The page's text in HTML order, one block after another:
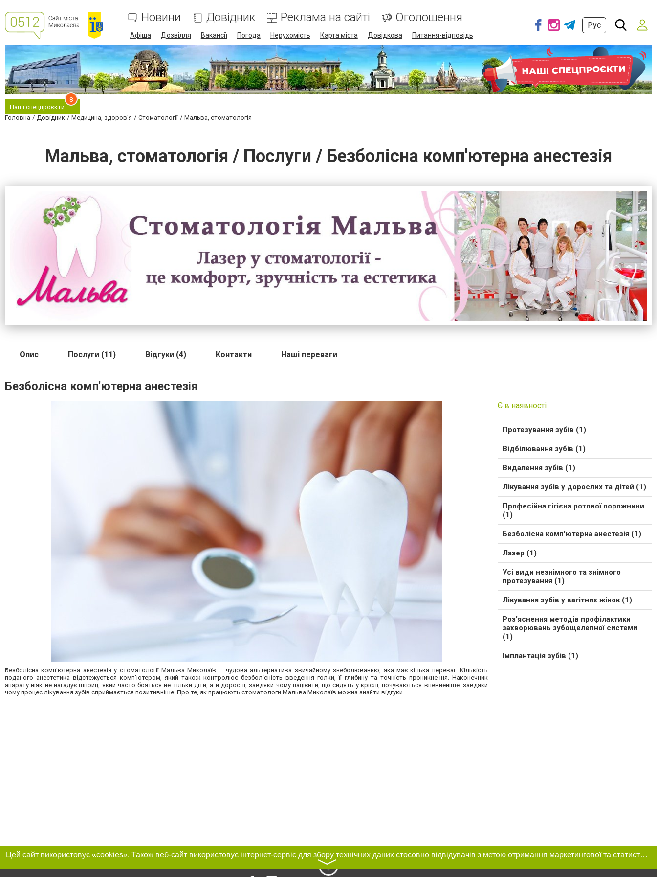
Новини Довідник Реклама на сайті Оголошення
Афіша Дозвілля Вакансії Погода Нерухомість Карта міста Довідкова Питання-відповідь
Рус
Наші спецпроєкти
8
Головна Довідник Медицина, здоров'я Стоматології Мальва, стоматологія
Мальва, стоматологія / Послуги / Безболісна комп'ютерна анестезія
Опис Послуги (11) Відгуки (4) Контакти Наші переваги
Безболісна комп'ютерна анестезія
Безболісна комп'ютерна анестезія у стоматології Мальва Миколаїв – чудова альтернатива звичайному знеболюванню, яка має кілька переваг. Кількість
поданого анестетика відстежується комп'ютером, який також контролює безболісність введення голки, її глибину та точність проникнення. Наконечник
апарату ніяк не нагадує шприц, який часто бояться не тільки діти, а й дорослі, завдяки чому пацієнти, що сидять у кріслі, почуваються впевненіше, завдяки
чому процес лікування зубів сприймається позитивніше. Про те, як працюють стоматологи Мальва Миколаїв можна знайти відгуки.
Є в наявності
Протезування зубів (1)
Відбілювання зубів (1)
Видалення зубів (1)
Лікування зубів у дорослих та дітей (1)
Професійна гігієна ротової порожнини
(1)
Безболісна комп'ютерна анестезія (1)
Лазер (1)
Усі види незнімного та знімного
протезування (1)
Лікування зубів у вагітних жінок (1)
Роз'яснення методів профілактики
захворювань зубощелепної системи
(1)
Імплантація зубів (1)
Цей сайт використовує «cookies». Також веб-сайт використовує інтернет-сервіс для збору технічних даних стосовно відвідувачів з метою отримання маркетингової та статистичної інформації. Умови обробки даних відвідувачів сайту див.
〉